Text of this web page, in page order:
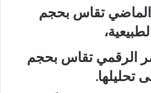
الماضي تقاس بحجم
الرقمي تقاس بحجم
تحليلها.